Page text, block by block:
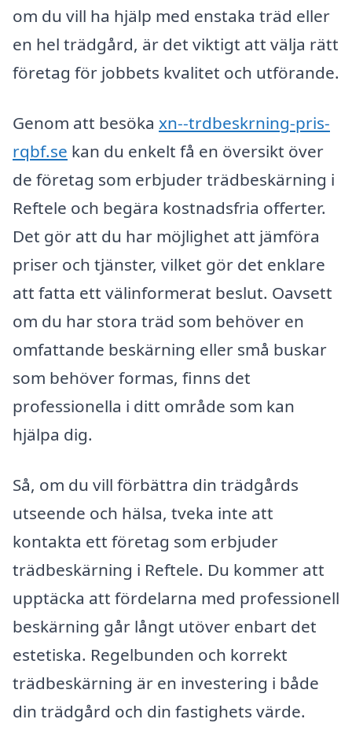
om du vill ha hjälp med enstaka träd eller
en hel trädgård, är det viktigt att välja rätt
företag för jobbets kvalitet och utförande.
Genom att besöka xn--trdbeskrning-pris-
rqbf.se kan du enkelt få en översikt över
de företag som erbjuder trädbeskärning i
Reftele och begära kostnadsfria offerter.
Det gör att du har möjlighet att jämföra
priser och tjänster, vilket gör det enklare
att fatta ett välinformerat beslut. Oavsett
om du har stora träd som behöver en
omfattande beskärning eller små buskar
som behöver formas, finns det
professionella i ditt område som kan
hjälpa dig.
Så, om du vill förbättra din trädgårds
utseende och hälsa, tveka inte att
kontakta ett företag som erbjuder
trädbeskärning i Reftele. Du kommer att
upptäcka att fördelarna med professionell
beskärning går långt utöver enbart det
estetiska. Regelbunden och korrekt
trädbeskärning är en investering i både
din trädgård och din fastighets värde.